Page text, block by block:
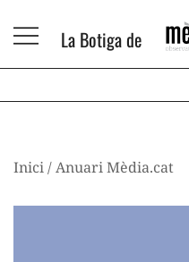
La Botiga de
La
Inici/Anuari Mèdia.cat